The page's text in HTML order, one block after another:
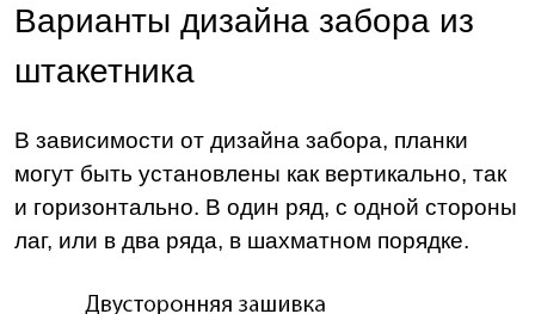
Варианты дизайна забора из
штакетника
В зависимости от дизайна забора, планки
могут быть установлены как вертикально, так
и горизонтально. В один ряд, с одной стороны
лаг, или в два ряда, в шахматном порядке.